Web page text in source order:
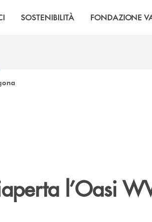
SOSTENIBILITÀ FONDAZIONE
l’Oasi